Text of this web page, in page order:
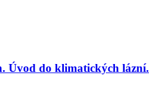
Úvod do klimatických lázní.